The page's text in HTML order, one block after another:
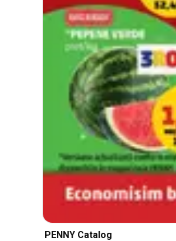
PENNY Catalog